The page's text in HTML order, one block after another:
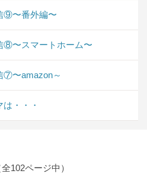
⑨〜番外編〜
⑧〜スマートホーム〜
⑦〜amazon～
・・・
102ページ中）